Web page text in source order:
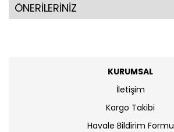
ÖNERİLERİNİZ
KURUMSAL
İletişim
Kargo Takibi
Havale Bildirim Formu